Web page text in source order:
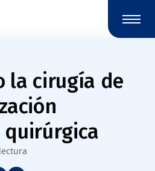
la cirugía de
quirúrgica